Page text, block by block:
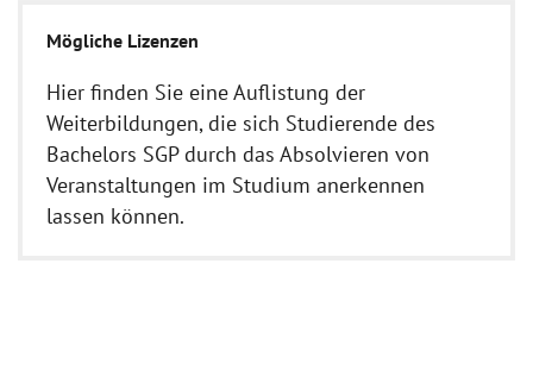
Mögliche Lizenzen
Hier finden Sie eine Auflistung der
Weiterbildungen, die sich Studierende des
Bachelors SGP durch das Absolvieren von
Veranstaltungen im Studium anerkennen
lassen können.